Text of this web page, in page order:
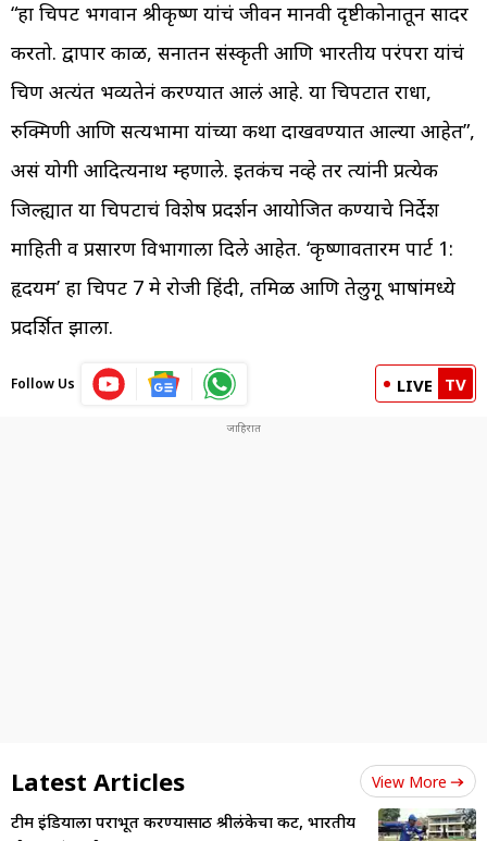
“हा चित्रपट भगवान श्रीकृष्ण यांचं जीवन मानवी दृष्टीकोनातून सादर
करतो. द्वापार काळ, सनातन संस्कृती आणि भारतीय परंपरा यांचं
चित्रण अत्यंत भव्यतेनं करण्यात आलं आहे. या चित्रपटात राधा,
रुक्मिणी आणि सत्यभामा यांच्या कथा दाखवण्यात आल्या आहेत”,
असं योगी आदित्यनाथ म्हणाले. इतकंच नव्हे तर त्यांनी प्रत्येक
जिल्ह्यात या चित्रपटाचं विशेष प्रदर्शन आयोजित कण्याचे निर्देश
माहिती व प्रसारण विभागाला दिले आहेत. ‘कृष्णावतारम पार्ट 1:
हृदयम’ हा चित्रपट 7 मे रोजी हिंदी, तमिळ आणि तेलुगू भाषांमध्ये
प्रदर्शित झाला.
Follow Us LIVE TV
Latest Articles View More
टीम इंडियाला पराभूत करण्यासाठी श्रीलंकेचा कट, भारतीय